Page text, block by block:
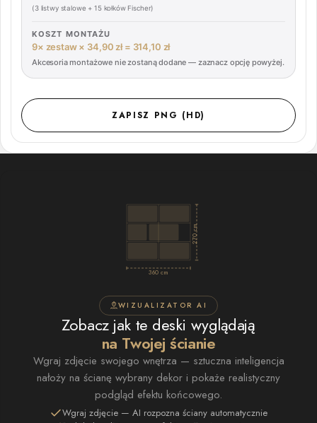
(3 listwy stalowe + 15 kołków Fischer)
KOSZT MONTAŻU
9× zestaw × 34,90 zł = 314,10 zł
Akcesoria montażowe nie zostaną dodane — zaznacz opcję powyżej.
ZAPISZ PNG (HD)
360 cm
270 cm
WIZUALIZATOR AI
Zobacz jak te deski wyglądają
na Twojej ścianie
Wgraj zdjęcie swojego wnętrza — sztuczna inteligencja
nałoży na ścianę wybrany dekor i pokaże realistyczny
podgląd efektu końcowego.
Wgraj zdjęcie — AI rozpozna ściany automatycznie